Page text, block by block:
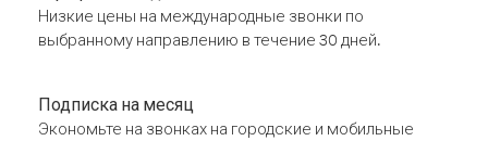
Низкие цены на международные звонки по
выбранному направлению в течение 30 дней.
Подписка на месяц
Экономьте на звонках на городские и мобильные